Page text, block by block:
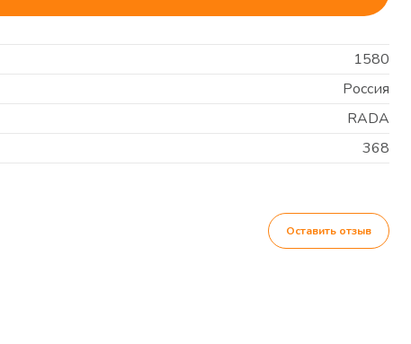
1580
Россия
RADA
368
Оставить отзыв